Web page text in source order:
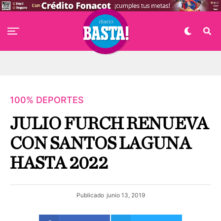
100% DEPORTES
JULIO FURCH RENUEVA
CON SANTOS LAGUNA
HASTA 2022
Publicado junio 13, 2019